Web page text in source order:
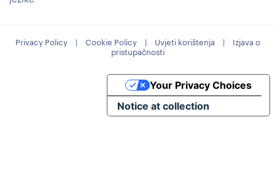
Privacy Policy | Cookie Policy | Uvjeti korištenja |
Izjava o
pristupačnosti
Notice at collection
Your Privacy Choices